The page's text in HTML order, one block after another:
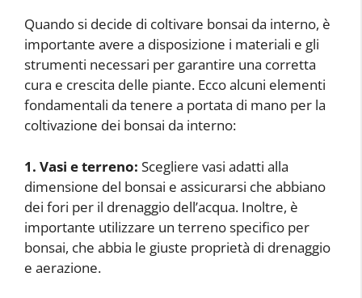
Quando si decide di coltivare bonsai da interno, è
importante avere a disposizione i materiali e gli
strumenti necessari per garantire una corretta
cura e crescita delle piante. Ecco alcuni elementi
fondamentali da tenere a portata di mano per la
coltivazione dei bonsai da interno:
1. Vasi e terreno: Scegliere vasi adatti alla
dimensione del bonsai e assicurarsi che abbiano
dei fori per il drenaggio dell’acqua. Inoltre, è
importante utilizzare un terreno specifico per
bonsai, che abbia le giuste proprietà di drenaggio
e aerazione.